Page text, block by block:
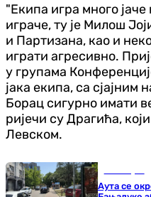
"Екипа игра много
играче, ту је Милош
и Партизана, као и
играти агресивно.
у групама
јака екипа, са сјајним
Борац сигурно имати
ријечи су Драгића,
Левском.
Аута се